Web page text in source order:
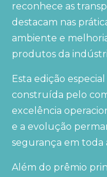
reconhece as
destacam nas
ambiente e
produtos da
Esta edição
construída pelo
excelência
e a evolução
segurança em toda
Além do prêmio